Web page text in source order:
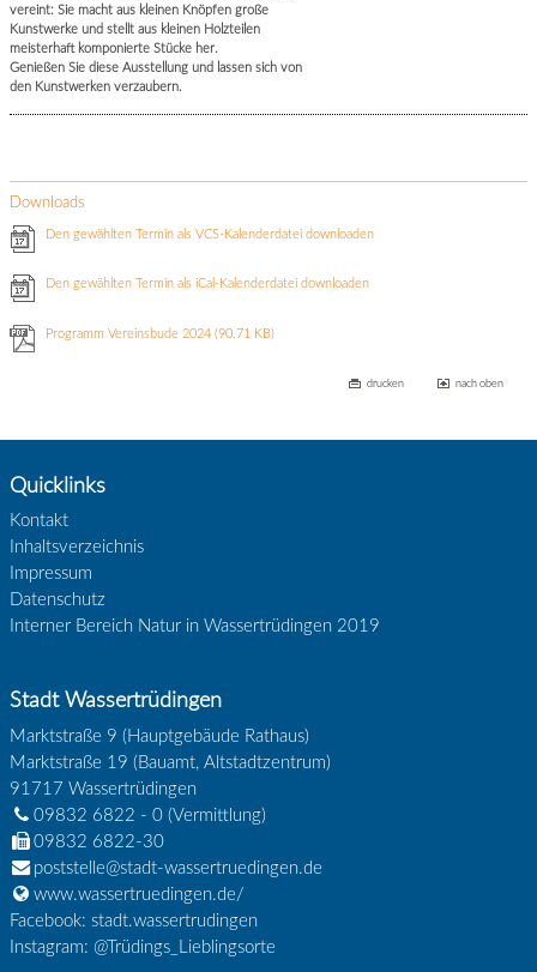
vereint: Sie macht aus kleinen Knöpfen große
Kunstwerke und stellt aus kleinen Holzteilen
meisterhaft komponierte Stücke her.
Genießen Sie diese Ausstellung und lassen sich von
den Kunstwerken verzaubern.
Downloads
Den gewählten Termin als VCS-Kalenderdatei downloaden
Den gewählten Termin als iCal-Kalenderdatei downloaden
Programm Vereinsbude 2024(90.71 KB)
drucken nach oben
Quicklinks
Kontakt
Inhaltsverzeichnis
Impressum
Datenschutz
Interner Bereich Natur in Wassertrüdingen 2019
Stadt Wassertrüdingen
Marktstraße 9 (Hauptgebäude Rathaus)
Marktstraße 19 (Bauamt, Altstadtzentrum)
91717 Wassertrüdingen
09832 6822 - 0(Vermittlung)
09832 6822-30
poststelle@stadt-wassertruedingen.de
www.wassertruedingen.de/
Facebook: stadt.wassertrudingen
Instagram: @Trüdings_Lieblingsorte